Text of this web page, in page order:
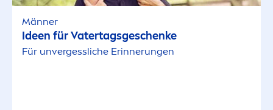
Männer
Ideen für Vatertagsgeschenke
Für unvergessliche Erinnerungen